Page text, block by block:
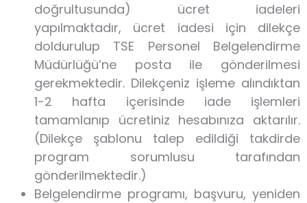
doğrultusunda) ücret iadeleri
yapılmaktadır, ücret iadesi için dilekçe
doldurulup TSE Personel Belgelendirme
Müdürlüğü’ne posta ile gönderilmesi
gerekmektedir. Dilekçeniz işleme alındıktan
1-2 hafta içerisinde iade işlemleri
tamamlanıp ücretiniz hesabınıza aktarılır.
(Dilekçe şablonu talep edildiği takdirde
program sorumlusu tarafından
gönderilmektedir.)
Belgelendirme programı, başvuru, yeniden